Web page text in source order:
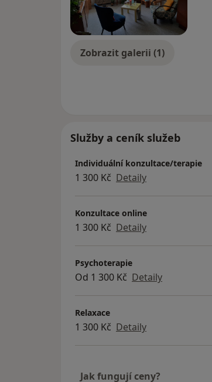
Zobrazit galerii (1)
Služby a ceník služeb
Individuální konzultace/terapie
1 300 Kč Detaily
Konzultace online
1 300 Kč Detaily
Psychoterapie
Od 1 300 Kč Detaily
Relaxace
1 300 Kč Detaily
Jak fungují ceny?